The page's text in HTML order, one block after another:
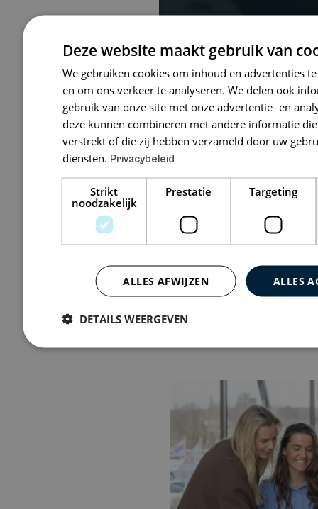
MM Zeker
Dorpsdijk 166,
Bekijk 0 vacatures
Deze website maakt gebruik van
We gebruiken cookies om inhoud en advertenties
en om ons verkeer te analyseren. We delen ook
gebruik van onze site met onze advertentie- en
deze kunnen combineren met andere informatie
verstrekt of die zij hebben verzameld door uw
diensten. Privacybeleid
Strikt
noodzakelijk
Prestatie Targeting
ALLES
ALLES AFWIJZEN
DETAILS WEERGEVEN